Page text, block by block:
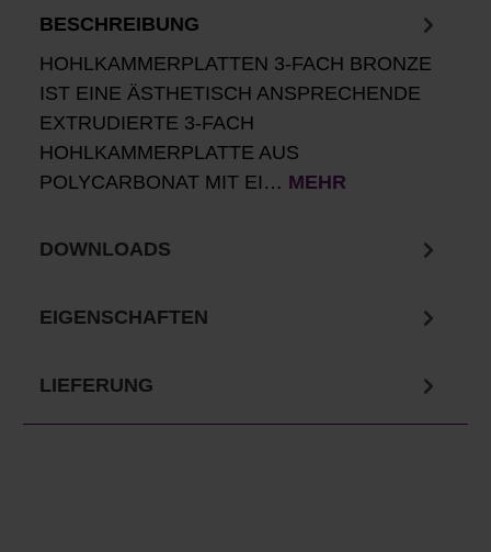
BESCHREIBUNG
HOHLKAMMERPLATTEN 3-FACH BRONZE
IST EINE ÄSTHETISCH ANSPRECHENDE
EXTRUDIERTE 3-FACH
HOHLKAMMERPLATTE AUS
POLYCARBONAT MIT EI… MEHR
DOWNLOADS
EIGENSCHAFTEN
LIEFERUNG